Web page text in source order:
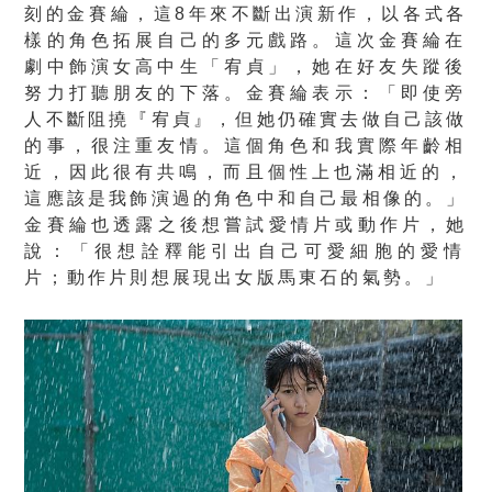
刻的金賽綸，這8年來不斷 出演新作，以各式各
樣的角色拓展自己的多元戲路。 這次金賽綸在
劇中飾演女高中生「宥貞」，她在好友失蹤後
努力打聽朋友的下落。金賽綸表示：「
即使旁
人不斷阻撓『宥貞』，但她仍確實去做自己該做
的事， 很注重友情。這個角色和我實際年齡相
近，因此很有共鳴，而且個性上也滿相近的，
這應該是我飾演過的角色中和自己最相像的。」
金賽綸也透露之後想嘗試愛情片或動作片，她
說：「很想詮釋能引出自己可愛細胞的愛情
片； 動作片則想展現出女版馬東石的氣勢。」